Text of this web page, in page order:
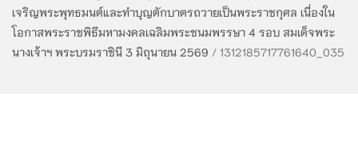
เจริญพระพุทธมนต์และทำบุญตักบาตรถวายเป็นพระราชกุศล เนื่องใน
โอกาสพระราชพิธีมหามงคลเฉลิมพระชนมพรรษา 4 รอบ สมเด็จพระ
นางเจ้าฯ พระบรมราชินี 3 มิถุนายน 2569 / 1312185717761640_035